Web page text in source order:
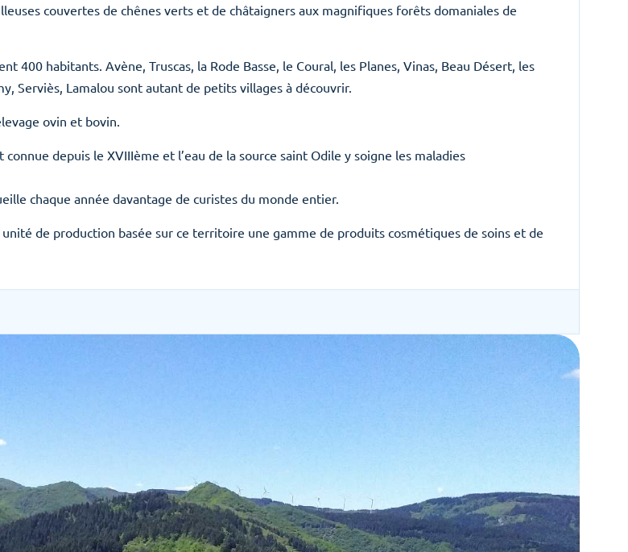
couvertes de chênes verts et de châtaigners aux magnifiques forêts domaniales de
400 habitants. Avène, Truscas, la Rode Basse, le Coural, les Planes, Vinas, Beau Désert, les
Serviès, Lamalou sont autant de petits villages à découvrir.
ovin et bovin.
depuis le XVIIIème et l’eau de la source saint Odile y soigne les maladies
chaque année davantage de curistes du monde entier.
de production basée sur ce territoire une gamme de produits cosmétiques de soins et de